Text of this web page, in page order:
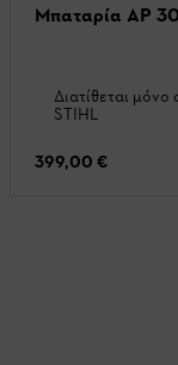
Μπαταρία AP
Διατίθεται
STIHL
399,00 €